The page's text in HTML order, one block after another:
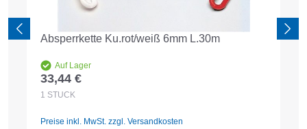
Absperrkette Ku.rot/weiß 6mm L.30m
Auf Lager
Regulärer Preis:
33,44 €
1 STÜCK
Preise inkl. MwSt. zzgl. Versandkosten